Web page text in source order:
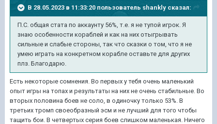
В 28.05.2023 в 11:33:20 пользователь shankly сказал:
П.С. общая стата по аккаунту 56%, т.е. я не тупой игрок. Я
знаю особенности кораблей и как на них отыгрывать
сильные и слабые стороны, так что сказки о том, что я не
умею играть на конкретном корабле оставьте для других
плз. Благодарю.
Есть некоторые сомнения. Во первых у тебя очень маленький
опыт игры на топах и результаты на них не очень стабильные. Во
вторых половина боев не соло, в одиночку только 53%. В
третьих тромп своеобразный эсм и не лучший для того чтобы
тащить бои. В четвертых серия боев слишком маленькая. Ничего